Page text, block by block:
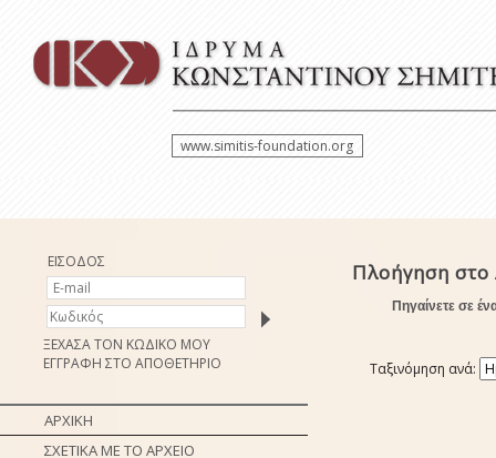
www.simitis-foundation.org
ΕΙΣΟΔΟΣ
ΞΕΧΑΣΑ ΤΟΝ ΚΩΔΙΚΟ ΜΟΥ
ΕΓΓΡΑΦΗ ΣΤΟ ΑΠΟΘΕΤΗΡΙΟ
ΑΡΧΙΚΗ
ΣΧΕΤΙΚΑ ΜΕ ΤΟ ΑΡΧΕΙΟ
Πλοήγηση στο
Πηγαίνετε σε
Ταξινόμηση ανά: